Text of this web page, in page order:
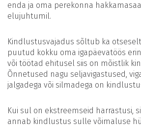
enda ja oma perekonna
elujuhtumil.
Kindlustusvajadus sõltub ka
puutud kokku oma igapäevatöös
või töötad ehitusel siis on mõistlik
Õnnetused nagu seljavigastused,
jalgadega või silmadega on
Kui sul on ekstreemseid harrastusi,
annab kindlustus sulle võimaluse